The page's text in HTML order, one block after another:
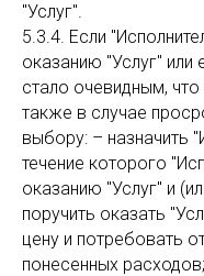
"Услуг".
5.3.4. Если
оказанию "Услуг" или
стало очевидным,
также в случае
выбору: – назначить
течение которого
оказанию "Услуг" и
поручить оказать
цену и потребовать
понесенных